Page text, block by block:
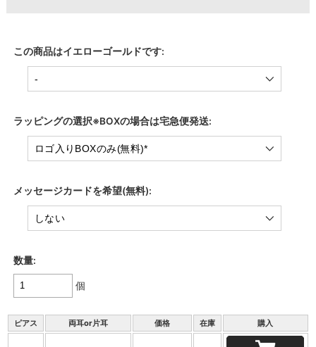
この商品はイエローゴールドです:
ラッピングの選択※BOXの場合は宅急便発送:
メッセージカードを希望(無料):
数量:
個
ピアス 両耳or片耳 価格 在庫 購入